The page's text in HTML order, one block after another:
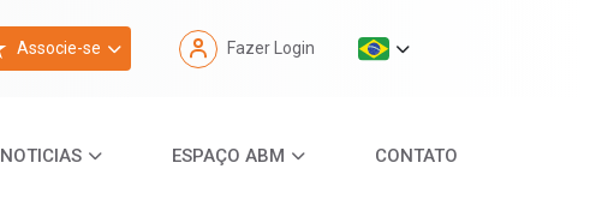
Associe-se Fazer Login
NOTICIAS ESPAÇO ABM CONTATO